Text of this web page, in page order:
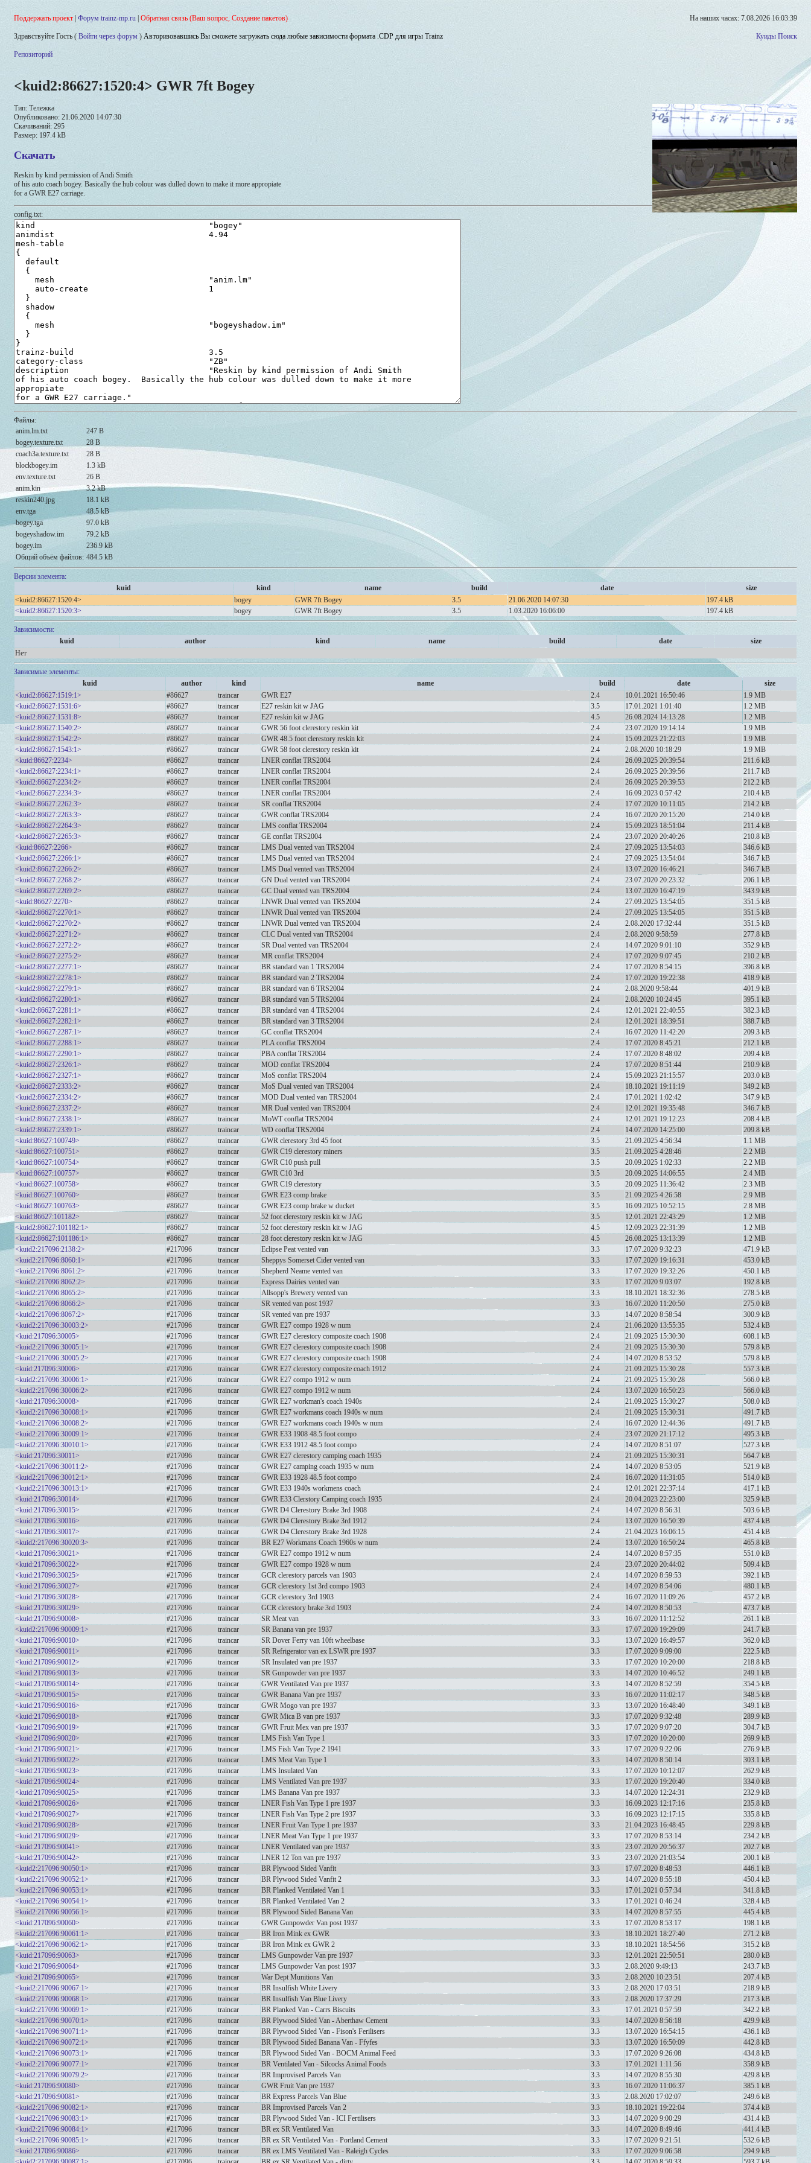
Поддержать проект Форум trainz-mp.ru Обратная связь (Ваш вопрос, Создание пакетов) На наших часах: 7.08.2026 16:03:39
Здравствуйте Гость ( Войти через форум ) Авторизовавшись Вы сможете загружать сюда любые зависимости формата .CDP для игры Trainz Куиды Поиск
Репозиторий
<kuid2:86627:1520:4> GWR 7ft Bogey
Тип: Тележка
Опубликовано: 21.06.2020 14:07:30
Скачиваний: 295
Размер: 197.4 kB
Скачать
Reskin by kind permission of Andi Smith
of his auto coach bogey. Basically the hub colour was dulled down to make it more appropiate
for a GWR E27 carriage.
config.txt:
Файлы:
anim.lm.txt
247 B
bogey.texture.txt
28 B
coach3a.texture.txt
28 B
blockbogey.im
1.3 kB
env.texture.txt
26 B
anim.kin
3.2 kB
reskin240.jpg
18.1 kB
env.tga
48.5 kB
bogey.tga
97.0 kB
bogeyshadow.im
79.2 kB
bogey.im
236.9 kB
Общий объём файлов: 484.5 kB
Версии элемента:
kuid
kind name build date
size
<kuid2:86627:1520:4>
bogey GWR 7ft Bogey 3.5 21.06.2020 14:07:30
197.4 kB
<kuid2:86627:1520:3>
bogey GWR 7ft Bogey 3.5 1.03.2020 16:06:00 197.4 kB
Зависимости:
kuid
author kind name build date
size
Нет
Зависимые элементы:
kuid
author kind name build date
size
<kuid2:86627:1519:1>
#86627 traincar GWR E27 2.4 10.01.2021 16:50:46
1.9 MB
<kuid2:86627:1531:6>
#86627 traincar E27 reskin kit w JAG 3.5 17.01.2021 1:01:40
1.2 MB
<kuid2:86627:1531:8>
#86627 traincar E27 reskin kit w JAG 4.5 26.08.2024 14:13:28
1.2 MB
<kuid2:86627:1540:2>
#86627 traincar GWR 56 foot clerestory reskin kit 2.4 23.07.2020 19:14:14
1.9 MB
<kuid2:86627:1542:2>
#86627 traincar GWR 48.5 foot clerestory reskin kit 2.4 15.09.2023 21:22:03
1.9 MB
<kuid2:86627:1543:1>
#86627 traincar GWR 58 foot clerestory reskin kit 2.4 2.08.2020 10:18:29
1.9 MB
<kuid:86627:2234>
#86627 traincar LNER conflat TRS2004 2.4 26.09.2025 20:39:54
211.6 kB
<kuid2:86627:2234:1>
#86627 traincar LNER conflat TRS2004 2.4 26.09.2025 20:39:56
211.7 kB
<kuid2:86627:2234:2>
#86627 traincar LNER conflat TRS2004 2.4 26.09.2025 20:39:53
212.2 kB
<kuid2:86627:2234:3>
#86627 traincar LNER conflat TRS2004 2.4 16.09.2023 0:57:42
210.4 kB
<kuid2:86627:2262:3>
#86627 traincar SR conflat TRS2004 2.4 17.07.2020 10:11:05
214.2 kB
<kuid2:86627:2263:3>
#86627 traincar GWR conflat TRS2004 2.4 16.07.2020 20:15:20
214.0 kB
<kuid2:86627:2264:3>
#86627 traincar LMS conflat TRS2004 2.4 15.09.2023 18:51:04
211.4 kB
<kuid2:86627:2265:3>
#86627 traincar GE conflat TRS2004 2.4 23.07.2020 20:40:26
210.8 kB
<kuid:86627:2266>
#86627 traincar LMS Dual vented van TRS2004 2.4 27.09.2025 13:54:03
346.6 kB
<kuid2:86627:2266:1>
#86627 traincar LMS Dual vented van TRS2004 2.4 27.09.2025 13:54:04
346.7 kB
<kuid2:86627:2266:2>
#86627 traincar LMS Dual vented van TRS2004 2.4 13.07.2020 16:46:21
346.7 kB
<kuid2:86627:2268:2>
#86627 traincar GN Dual vented van TRS2004 2.4 23.07.2020 20:23:32
206.1 kB
<kuid2:86627:2269:2>
#86627 traincar GC Dual vented van TRS2004 2.4 13.07.2020 16:47:19
343.9 kB
<kuid:86627:2270>
#86627 traincar LNWR Dual vented van TRS2004 2.4 27.09.2025 13:54:05
351.5 kB
<kuid2:86627:2270:1>
#86627 traincar LNWR Dual vented van TRS2004 2.4 27.09.2025 13:54:05
351.5 kB
<kuid2:86627:2270:2>
#86627 traincar LNWR Dual vented van TRS2004 2.4 2.08.2020 17:32:44
351.5 kB
<kuid2:86627:2271:2>
#86627 traincar CLC Dual vented van TRS2004 2.4 2.08.2020 9:58:59
277.8 kB
<kuid2:86627:2272:2>
#86627 traincar SR Dual vented van TRS2004 2.4 14.07.2020 9:01:10
352.9 kB
<kuid2:86627:2275:2>
#86627 traincar MR conflat TRS2004 2.4 17.07.2020 9:07:45
210.2 kB
<kuid2:86627:2277:1>
#86627 traincar BR standard van 1 TRS2004 2.4 17.07.2020 8:54:15
396.8 kB
<kuid2:86627:2278:1>
#86627 traincar BR standard van 2 TRS2004 2.4 17.07.2020 19:22:38
418.9 kB
<kuid2:86627:2279:1>
#86627 traincar BR standard van 6 TRS2004 2.4 2.08.2020 9:58:44
401.9 kB
<kuid2:86627:2280:1>
#86627 traincar BR standard van 5 TRS2004 2.4 2.08.2020 10:24:45
395.1 kB
<kuid2:86627:2281:1>
#86627 traincar BR standard van 4 TRS2004 2.4 12.01.2021 22:40:55
382.3 kB
<kuid2:86627:2282:1>
#86627 traincar BR standard van 3 TRS2004 2.4 12.01.2021 18:39:51
388.7 kB
<kuid2:86627:2287:1>
#86627 traincar GC conflat TRS2004 2.4 16.07.2020 11:42:20
209.3 kB
<kuid2:86627:2288:1>
#86627 traincar PLA conflat TRS2004 2.4 17.07.2020 8:45:21
212.1 kB
<kuid2:86627:2290:1>
#86627 traincar PBA conflat TRS2004 2.4 17.07.2020 8:48:02
209.4 kB
<kuid2:86627:2326:1>
#86627 traincar MOD conflat TRS2004 2.4 17.07.2020 8:51:44
210.9 kB
<kuid2:86627:2327:1>
#86627 traincar MoS conflat TRS2004 2.4 15.09.2023 21:15:57
203.0 kB
<kuid2:86627:2333:2>
#86627 traincar MoS Dual vented van TRS2004 2.4 18.10.2021 19:11:19
349.2 kB
<kuid2:86627:2334:2>
#86627 traincar MOD Dual vented van TRS2004 2.4 17.01.2021 1:02:42
347.9 kB
<kuid2:86627:2337:2>
#86627 traincar MR Dual vented van TRS2004 2.4 12.01.2021 19:35:48
346.7 kB
<kuid2:86627:2338:1>
#86627 traincar MoWT conflat TRS2004 2.4 12.01.2021 19:12:23
208.4 kB
<kuid2:86627:2339:1>
#86627 traincar WD conflat TRS2004 2.4 14.07.2020 14:25:00
209.8 kB
<kuid:86627:100749>
#86627 traincar GWR clerestory 3rd 45 foot 3.5 21.09.2025 4:56:34
1.1 MB
<kuid:86627:100751>
#86627 traincar GWR C19 clerestory miners 3.5 21.09.2025 4:28:46
2.2 MB
<kuid:86627:100754>
#86627 traincar GWR C10 push pull 3.5 20.09.2025 1:02:33
2.2 MB
<kuid:86627:100757>
#86627 traincar GWR C10 3rd 3.5 20.09.2025 14:06:55
2.4 MB
<kuid:86627:100758>
#86627 traincar GWR C19 clerestory 3.5 20.09.2025 11:36:42
2.3 MB
<kuid:86627:100760>
#86627 traincar GWR E23 comp brake 3.5 21.09.2025 4:26:58
2.9 MB
<kuid:86627:100763>
#86627 traincar GWR E23 comp brake w ducket 3.5 16.09.2025 10:52:15
2.8 MB
<kuid:86627:101182>
#86627 traincar 52 foot clerestory reskin kit w JAG 3.5 12.01.2021 22:43:29
1.2 MB
<kuid2:86627:101182:1>
#86627 traincar 52 foot clerestory reskin kit w JAG 4.5 12.09.2023 22:31:39
1.2 MB
<kuid2:86627:101186:1>
#86627 traincar 28 foot clerestory reskin kit w JAG 4.5 26.08.2025 13:13:39
1.2 MB
<kuid2:217096:2138:2>
#217096 traincar Eclipse Peat vented van 3.3 17.07.2020 9:32:23
471.9 kB
<kuid2:217096:8060:1>
#217096 traincar Sheppys Somerset Cider vented van 3.3 17.07.2020 19:16:31
453.0 kB
<kuid2:217096:8061:2>
#217096 traincar Shepherd Neame vented van 3.3 17.07.2020 19:32:26
450.1 kB
<kuid2:217096:8062:2>
#217096 traincar Express Dairies vented van 3.3 17.07.2020 9:03:07
192.8 kB
<kuid2:217096:8065:2>
#217096 traincar Allsopp's Brewery vented van 3.3 18.10.2021 18:32:36
278.5 kB
<kuid2:217096:8066:2>
#217096 traincar SR vented van post 1937 3.3 16.07.2020 11:20:50
275.0 kB
<kuid2:217096:8067:2>
#217096 traincar SR vented van pre 1937 3.3 14.07.2020 8:58:54
300.9 kB
<kuid2:217096:30003:2>
#217096 traincar GWR E27 compo 1928 w num 2.4 21.06.2020 13:55:35
532.4 kB
<kuid:217096:30005>
#217096 traincar GWR E27 clerestory composite coach 1908 2.4 21.09.2025 15:30:30
608.1 kB
<kuid2:217096:30005:1>
#217096 traincar GWR E27 clerestory composite coach 1908 2.4 21.09.2025 15:30:30
579.8 kB
<kuid2:217096:30005:2>
#217096 traincar GWR E27 clerestory composite coach 1908 2.4 14.07.2020 8:53:52
579.8 kB
<kuid:217096:30006>
#217096 traincar GWR E27 clerestory composite coach 1912 2.4 21.09.2025 15:30:28
557.3 kB
<kuid2:217096:30006:1>
#217096 traincar GWR E27 compo 1912 w num 2.4 21.09.2025 15:30:28
566.0 kB
<kuid2:217096:30006:2>
#217096 traincar GWR E27 compo 1912 w num 2.4 13.07.2020 16:50:23
566.0 kB
<kuid:217096:30008>
#217096 traincar GWR E27 workman's coach 1940s 2.4 21.09.2025 15:30:27
508.0 kB
<kuid2:217096:30008:1>
#217096 traincar GWR E27 workmans coach 1940s w num 2.4 21.09.2025 15:30:31
491.7 kB
<kuid2:217096:30008:2>
#217096 traincar GWR E27 workmans coach 1940s w num 2.4 16.07.2020 12:44:36
491.7 kB
<kuid2:217096:30009:1>
#217096 traincar GWR E33 1908 48.5 foot compo 2.4 23.07.2020 21:17:12
495.3 kB
<kuid2:217096:30010:1>
#217096 traincar GWR E33 1912 48.5 foot compo 2.4 14.07.2020 8:51:07
527.3 kB
<kuid:217096:30011>
#217096 traincar GWR E27 clerestory camping coach 1935 2.4 21.09.2025 15:30:31
564.7 kB
<kuid2:217096:30011:2>
#217096 traincar GWR E27 camping coach 1935 w num 2.4 14.07.2020 8:53:05
521.9 kB
<kuid2:217096:30012:1>
#217096 traincar GWR E33 1928 48.5 foot compo 2.4 16.07.2020 11:31:05
514.0 kB
<kuid2:217096:30013:1>
#217096 traincar GWR E33 1940s workmens coach 2.4 12.01.2021 22:37:14
417.1 kB
<kuid:217096:30014>
#217096 traincar GWR E33 Clerstory Camping coach 1935 2.4 20.04.2023 22:23:00
325.9 kB
<kuid:217096:30015>
#217096 traincar GWR D4 Clerestory Brake 3rd 1908 2.4 14.07.2020 8:56:31
503.6 kB
<kuid:217096:30016>
#217096 traincar GWR D4 Clerestory Brake 3rd 1912 2.4 13.07.2020 16:50:39
437.4 kB
<kuid:217096:30017>
#217096 traincar GWR D4 Clerestory Brake 3rd 1928 2.4 21.04.2023 16:06:15
451.4 kB
<kuid2:217096:30020:3>
#217096 traincar BR E27 Workmans Coach 1960s w num 2.4 13.07.2020 16:50:24
465.8 kB
<kuid:217096:30021>
#217096 traincar GWR E27 compo 1912 w num 2.4 14.07.2020 8:57:35
551.0 kB
<kuid:217096:30022>
#217096 traincar GWR E27 compo 1928 w num 2.4 23.07.2020 20:44:02
509.4 kB
<kuid:217096:30025>
#217096 traincar GCR clerestory parcels van 1903 2.4 14.07.2020 8:59:53
392.1 kB
<kuid:217096:30027>
#217096 traincar GCR clerestory 1st 3rd compo 1903 2.4 14.07.2020 8:54:06
480.1 kB
<kuid:217096:30028>
#217096 traincar GCR clerestory 3rd 1903 2.4 16.07.2020 11:09:26
457.2 kB
<kuid:217096:30029>
#217096 traincar GCR clerestory brake 3rd 1903 2.4 14.07.2020 8:50:53
473.7 kB
<kuid:217096:90008>
#217096 traincar SR Meat van 3.3 16.07.2020 11:12:52
261.1 kB
<kuid2:217096:90009:1>
#217096 traincar SR Banana van pre 1937 3.3 17.07.2020 19:29:09
241.7 kB
<kuid:217096:90010>
#217096 traincar SR Dover Ferry van 10ft wheelbase 3.3 13.07.2020 16:49:57
362.0 kB
<kuid:217096:90011>
#217096 traincar SR Refrigerator van ex LSWR pre 1937 3.3 17.07.2020 9:09:00
222.5 kB
<kuid:217096:90012>
#217096 traincar SR Insulated van pre 1937 3.3 17.07.2020 10:20:00
218.8 kB
<kuid:217096:90013>
#217096 traincar SR Gunpowder van pre 1937 3.3 14.07.2020 10:46:52
249.1 kB
<kuid:217096:90014>
#217096 traincar GWR Ventilated Van pre 1937 3.3 14.07.2020 8:52:59
354.5 kB
<kuid:217096:90015>
#217096 traincar GWR Banana Van pre 1937 3.3 16.07.2020 11:02:17
348.5 kB
<kuid:217096:90016>
#217096 traincar GWR Mogo van pre 1937 3.3 13.07.2020 16:48:40
349.1 kB
<kuid:217096:90018>
#217096 traincar GWR Mica B van pre 1937 3.3 17.07.2020 9:32:48
289.9 kB
<kuid:217096:90019>
#217096 traincar GWR Fruit Mex van pre 1937 3.3 17.07.2020 9:07:20
304.7 kB
<kuid:217096:90020>
#217096 traincar LMS Fish Van Type 1 3.3 17.07.2020 10:20:00
269.9 kB
<kuid:217096:90021>
#217096 traincar LMS Fish Van Type 2 1941 3.3 17.07.2020 9:22:06
276.9 kB
<kuid:217096:90022>
#217096 traincar LMS Meat Van Type 1 3.3 14.07.2020 8:50:14
303.1 kB
<kuid:217096:90023>
#217096 traincar LMS Insulated Van 3.3 17.07.2020 10:12:07
262.9 kB
<kuid:217096:90024>
#217096 traincar LMS Ventilated Van pre 1937 3.3 17.07.2020 19:20:40
334.0 kB
<kuid:217096:90025>
#217096 traincar LMS Banana Van pre 1937 3.3 14.07.2020 12:24:31
232.9 kB
<kuid:217096:90026>
#217096 traincar LNER Fish Van Type 1 pre 1937 3.3 16.09.2023 12:17:16
235.8 kB
<kuid:217096:90027>
#217096 traincar LNER Fish Van Type 2 pre 1937 3.3 16.09.2023 12:17:15
335.8 kB
<kuid:217096:90028>
#217096 traincar LNER Fruit Van Type 1 pre 1937 3.3 21.04.2023 16:48:45
229.8 kB
<kuid:217096:90029>
#217096 traincar LNER Meat Van Type 1 pre 1937 3.3 17.07.2020 8:53:14
234.2 kB
<kuid:217096:90041>
#217096 traincar LNER Ventilated van pre 1937 3.3 23.07.2020 20:56:37
202.7 kB
<kuid:217096:90042>
#217096 traincar LNER 12 Ton van pre 1937 3.3 23.07.2020 21:03:54
200.1 kB
<kuid2:217096:90050:1>
#217096 traincar BR Plywood Sided Vanfit 3.3 17.07.2020 8:48:53
446.1 kB
<kuid2:217096:90052:1>
#217096 traincar BR Plywood Sided Vanfit 2 3.3 14.07.2020 8:55:18
450.4 kB
<kuid2:217096:90053:1>
#217096 traincar BR Planked Ventilated Van 1 3.3 17.01.2021 0:57:34
341.8 kB
<kuid2:217096:90054:1>
#217096 traincar BR Planked Ventilated Van 2 3.3 17.01.2021 0:46:24
328.4 kB
<kuid2:217096:90056:1>
#217096 traincar BR Plywood Sided Banana Van 3.3 14.07.2020 8:57:55
445.4 kB
<kuid:217096:90060>
#217096 traincar GWR Gunpowder Van post 1937 3.3 17.07.2020 8:53:17
198.1 kB
<kuid2:217096:90061:1>
#217096 traincar BR Iron Mink ex GWR 3.3 18.10.2021 18:27:40
271.2 kB
<kuid2:217096:90062:1>
#217096 traincar BR Iron Mink ex GWR 2 3.3 18.10.2021 18:54:56
315.2 kB
<kuid:217096:90063>
#217096 traincar LMS Gunpowder Van pre 1937 3.3 12.01.2021 22:50:51
280.0 kB
<kuid:217096:90064>
#217096 traincar LMS Gunpowder Van post 1937 3.3 2.08.2020 9:49:13
243.7 kB
<kuid:217096:90065>
#217096 traincar War Dept Munitions Van 3.3 2.08.2020 10:23:51
207.4 kB
<kuid2:217096:90067:1>
#217096 traincar BR Insulfish White Livery 3.3 2.08.2020 17:03:51
218.9 kB
<kuid2:217096:90068:1>
#217096 traincar BR Insulfish Van Blue Livery 3.3 2.08.2020 17:37:29
217.3 kB
<kuid2:217096:90069:1>
#217096 traincar BR Planked Van - Carrs Biscuits 3.3 17.01.2021 0:57:59
342.2 kB
<kuid2:217096:90070:1>
#217096 traincar BR Plywood Sided Van - Aberthaw Cement 3.3 14.07.2020 8:56:18
429.9 kB
<kuid2:217096:90071:1>
#217096 traincar BR Plywood Sided Van - Fison's Ferilisers 3.3 13.07.2020 16:54:15
436.1 kB
<kuid2:217096:90072:1>
#217096 traincar BR Plywood Sided Banana Van - Ffyfes 3.3 13.07.2020 16:50:09
442.8 kB
<kuid2:217096:90073:1>
#217096 traincar BR Plywood Sided Van - BOCM Animal Feed 3.3 17.07.2020 9:26:08
434.8 kB
<kuid2:217096:90077:1>
#217096 traincar BR Ventilated Van - Silcocks Animal Foods 3.3 17.01.2021 1:11:56
358.9 kB
<kuid2:217096:90079:2>
#217096 traincar BR Improvised Parcels Van 3.3 14.07.2020 8:55:30
429.8 kB
<kuid:217096:90080>
#217096 traincar GWR Fruit Van pre 1937 3.3 16.07.2020 11:06:37
385.1 kB
<kuid:217096:90081>
#217096 traincar BR Express Parcels Van Blue 3.3 2.08.2020 17:02:07
249.6 kB
<kuid2:217096:90082:1>
#217096 traincar BR Improvised Parcels Van 2 3.3 18.10.2021 19:22:04
374.4 kB
<kuid2:217096:90083:1>
#217096 traincar BR Plywood Sided Van - ICI Fertilisers 3.3 14.07.2020 9:00:29
431.4 kB
<kuid2:217096:90084:1>
#217096 traincar BR ex SR Ventilated Van 3.3 14.07.2020 8:49:46
441.4 kB
<kuid2:217096:90085:1>
#217096 traincar BR ex SR Ventilated Van - Portland Cement 3.3 17.07.2020 9:21:51
532.6 kB
<kuid:217096:90086>
#217096 traincar BR ex LMS Ventilated Van - Raleigh Cycles 3.3 17.07.2020 9:06:58
294.9 kB